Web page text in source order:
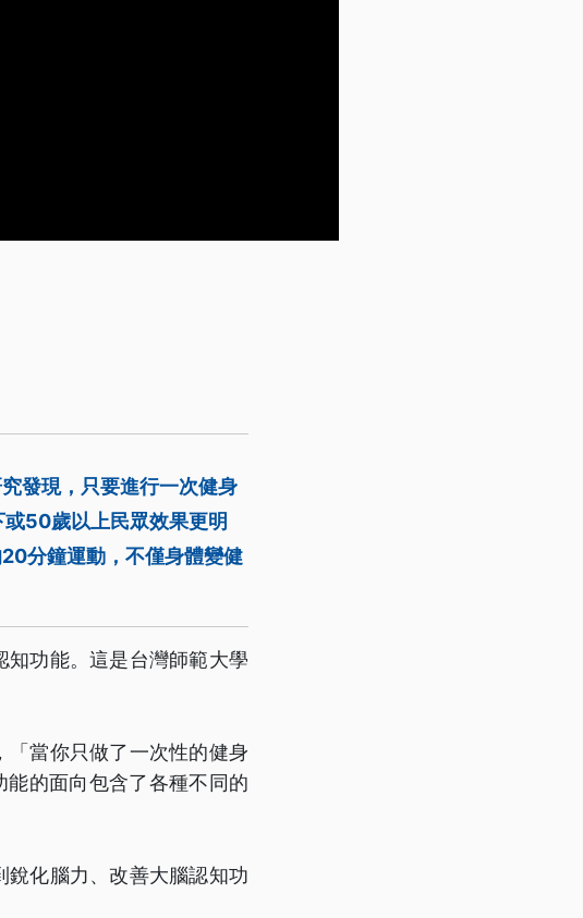
發現，只要進行一次健身
50歲以上民眾效果更明
分鐘運動，不僅身體變健
功能。這是台灣師範大學
當你只做了一次性的健身
的面向包含了各種不同的
化腦力、改善大腦認知功